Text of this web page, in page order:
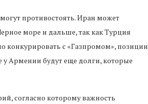
противостоять. Иран может
море и дальше, так как Турция
конкурировать с «Газпромом», позиции
у Армении будут еще долги, которые
согласно которому важность